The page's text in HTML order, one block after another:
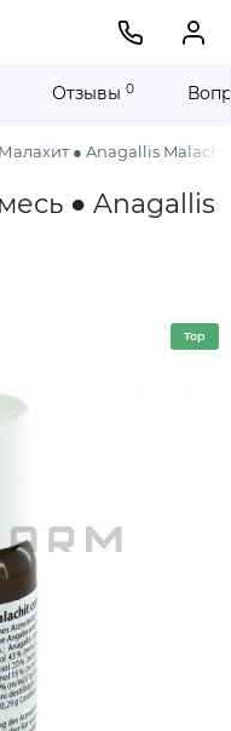
● Anagallis Malachit
● Anagallis
Отзывы 0
Top